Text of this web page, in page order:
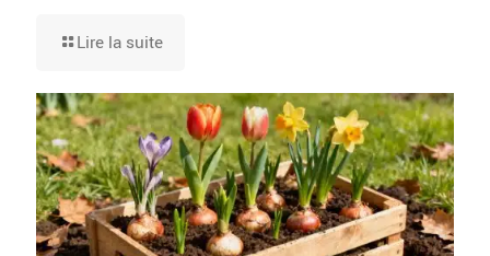
Lire la suite